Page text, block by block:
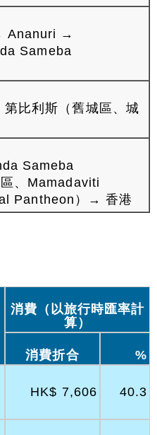
Ananuri →
Sameba
比利斯（舊城區、城
Sameba
、Mamadaviti
Pantheon）→ 香港
消費（以旅行時匯率計
算）
消費折合 %
HK$ 7,606 40.3